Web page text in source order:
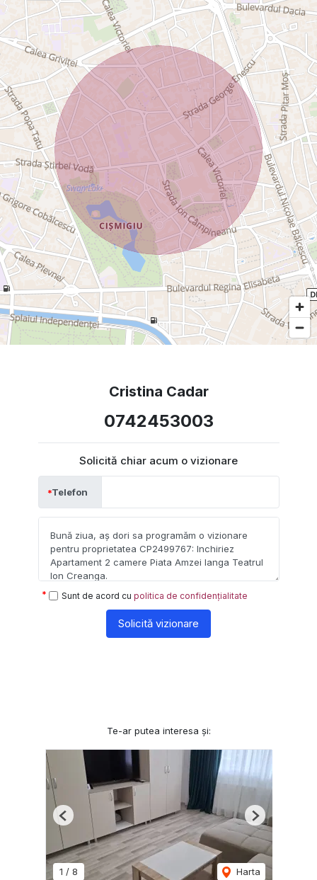
Cristina Cadar
0742453003
Solicită chiar acum o vizionare
Telefon
Sunt de acord cu politica de confidențialitate
Solicită vizionare
Te-ar putea interesa și:
1 / 8 Harta
Previous Next